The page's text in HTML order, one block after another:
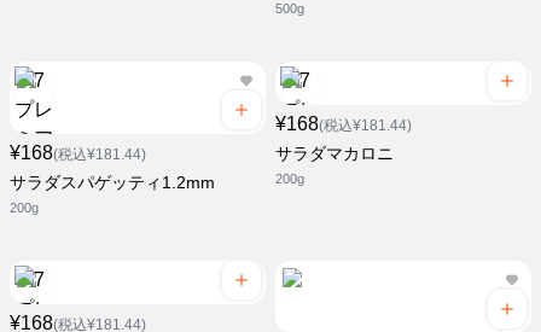
500g
¥168(税込¥181.44)
サラダスパゲッティ1.2mm
200g
¥168(税込¥181.44)
サラダマカロニ
200g
¥168(税込¥181.44)